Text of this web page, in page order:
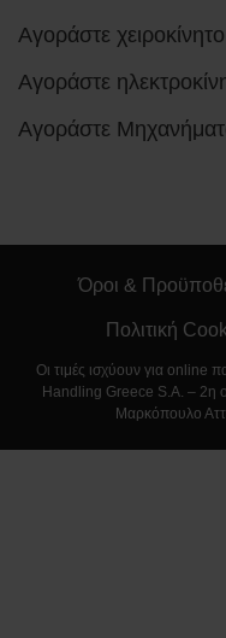
Αγοράστε
Αγοράστε
Αγοράστε
Όροι &
Πολιτική
Οι τιμές ισχύουν για online
Handling Greece S.A. – 2η
Μαρκόπουλο